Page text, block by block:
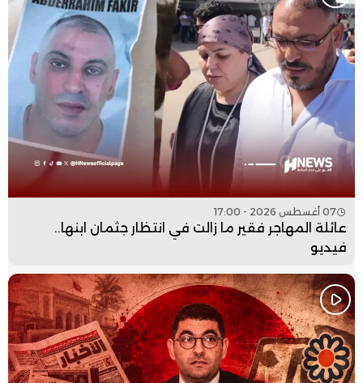
07 أغسطس 2026 - 17:00
عائلة المهاجر فقير ما زالت في انتظار جثمان ابنها..
فيديو